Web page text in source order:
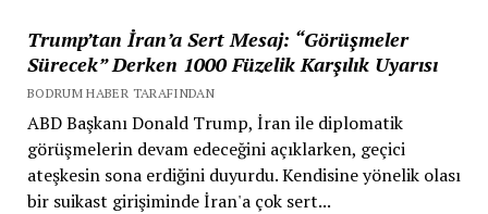
Trump’tan İran’a Sert Mesaj: “Görüşmeler
Sürecek” Derken 1000 Füzelik Karşılık Uyarısı
BODRUM HABER TARAFINDAN
ABD Başkanı Donald Trump, İran ile diplomatik
görüşmelerin devam edeceğini açıklarken, geçici
ateşkesin sona erdiğini duyurdu. Kendisine yönelik olası
bir suikast girişiminde İran'a çok sert...